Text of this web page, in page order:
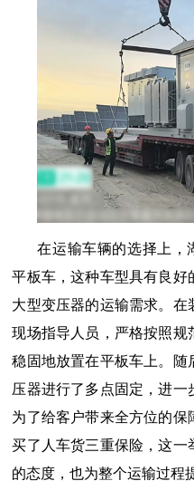
在运输车辆的选择上，
平板车，这种车型具有良好
大型变压器的运输需求。
现场指导人员，严格按照规
稳固地放置在平板车上。
压器进行了多点固定，进一
为了给客户带来全方位的
买了人车货三重保险，这
的态度，也为整个运输过程